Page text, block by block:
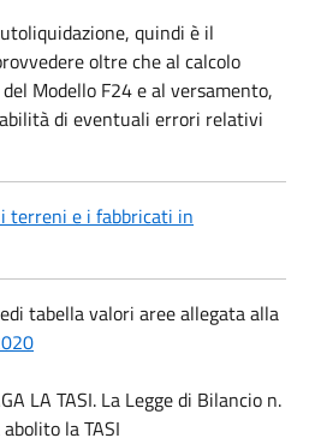
quindi è il
oltre che al calcolo
Modello F24 e al versamento,
di eventuali errori relativi
terreni e i fabbricati in
tabella valori aree allegata alla
LA TASI. La Legge di Bilancio n.
la TASI